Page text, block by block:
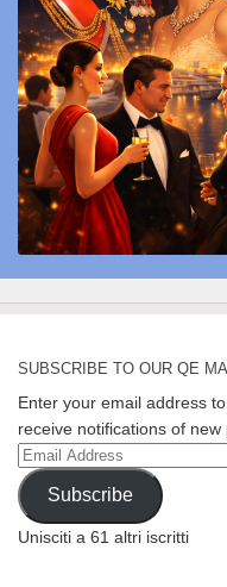
SUBSCRIBE TO OUR QE
Enter your email address
receive notifications of new
Email
Address
Subscribe
Unisciti a 61 altri iscritti